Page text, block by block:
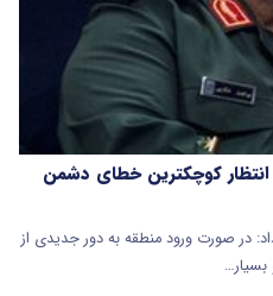
کوچکترین خطای دشمن
در صورت ورود منطقه به دور جدیدی از
بسیار…